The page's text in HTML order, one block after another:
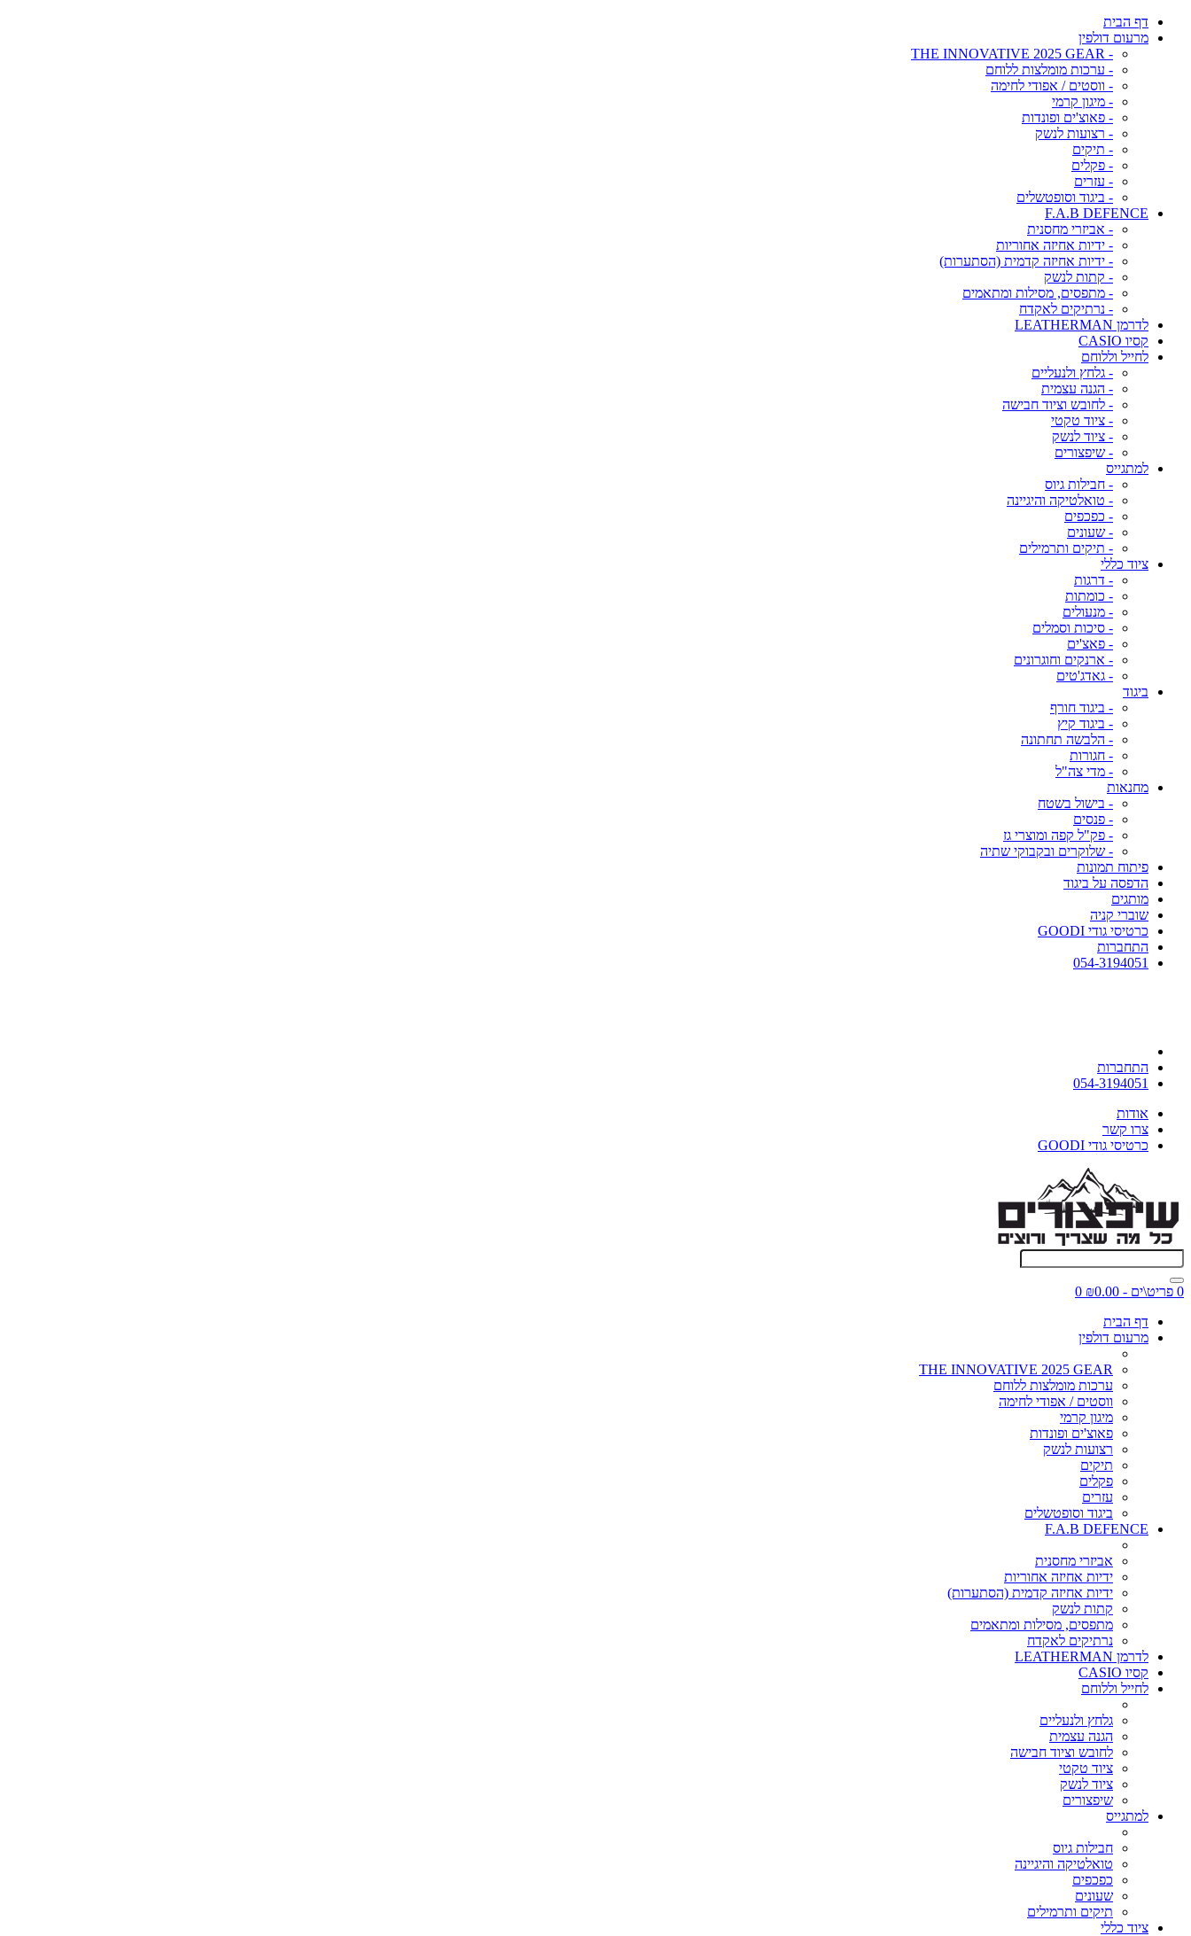
דף הבית
מרעום דולפין
- THE INNOVATIVE 2025 GEAR
- ערכות מומלצות ללוחם
- ווסטים / אפודי לחימה
- מיגון קרמי
- פאוצ'ים ופונדות
- רצועות לנשק
- תיקים
- פקלים
- עזרים
- ביגוד וסופטשלים
F.A.B DEFENCE
- אביזרי מחסנית
- ידיות אחיזה אחוריות
- ידיות אחיזה קדמית (הסתערות)
- קתות לנשק
- מתפסים, מסילות ומתאמים
- נרתיקים לאקדח
לדרמן LEATHERMAN
קסיו CASIO
לחייל וללוחם
- גלחץ ולנעליים
- הגנה עצמית
- לחובש וציוד חבישה
- ציוד טקטי
- ציוד לנשק
- שיפצורים
למתגייס
- חבילות גיוס
- טואלטיקה והיגיינה
- כפכפים
- שעונים
- תיקים ותרמילים
ציוד כללי
- דרגות
- כומתות
- מנעולים
- סיכות וסמלים
- פאצ'ים
- ארנקים וחוגרונים
- גאדג'טים
ביגוד
- ביגוד חורף
- ביגוד קיץ
- הלבשה תחתונה
- חגורות
- מדי צה"ל
מחנאות
- בישול בשטח
- פנסים
- פק"ל קפה ומוצרי גז
- שלוקרים ובקבוקי שתיה
פיתוח תמונות
הדפסה על ביגוד
מותגים
שוברי קניה
כרטיסי גודי GOODI
התחברות
054-3194051
התחברות
054-3194051
אודות
צרו קשר
כרטיסי גודי GOODI
0 פריט\ים - ₪0.00
0
דף הבית
מרעום דולפין
THE INNOVATIVE 2025 GEAR
ערכות מומלצות ללוחם
ווסטים / אפודי לחימה
מיגון קרמי
פאוצ'ים ופונדות
רצועות לנשק
תיקים
פקלים
עזרים
ביגוד וסופטשלים
F.A.B DEFENCE
אביזרי מחסנית
ידיות אחיזה אחוריות
ידיות אחיזה קדמית (הסתערות)
קתות לנשק
מתפסים, מסילות ומתאמים
נרתיקים לאקדח
לדרמן LEATHERMAN
קסיו CASIO
לחייל וללוחם
גלחץ ולנעליים
הגנה עצמית
לחובש וציוד חבישה
ציוד טקטי
ציוד לנשק
שיפצורים
למתגייס
חבילות גיוס
טואלטיקה והיגיינה
כפכפים
שעונים
תיקים ותרמילים
ציוד כללי